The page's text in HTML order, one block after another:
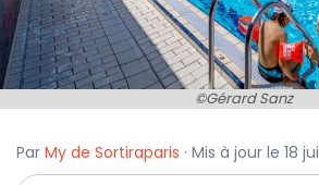
©Gérard Sanz
Par My de Sortiraparis · Mis à jour le 18